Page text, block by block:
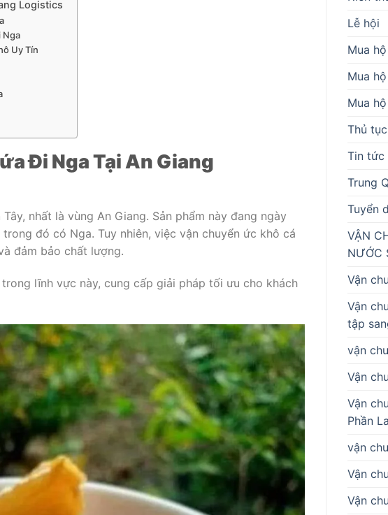
Logistics
Nga
Uy Tín
Đi Nga Tại An Giang
nhất là vùng An Giang. Sản phẩm này đang ngày
đó có Nga. Tuy nhiên, việc vận chuyển ức khô cá
đảm bảo chất lượng.
lĩnh vực này, cung cấp giải pháp tối ưu cho khách
Lễ hội
Mua hộ
Mua
Mua
Thủ
Tin tức
Trung
Tuyển
VẬN
NƯỚC
Vận
Vận
tập
vận
Vận
Vận
Phần
vận
Vận
Vận